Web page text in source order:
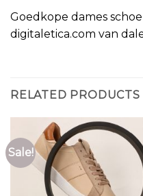
Goedkope dames
digitaletica.com van
RELATED PRODUCTS
Sale!